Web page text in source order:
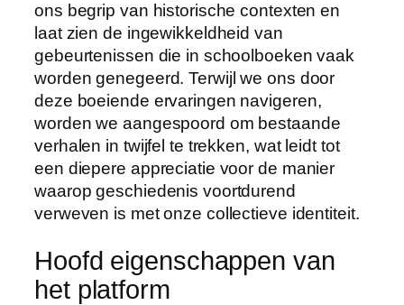
ons begrip van historische contexten en
laat zien de ingewikkeldheid van
gebeurtenissen die in schoolboeken vaak
worden genegeerd. Terwijl we ons door
deze boeiende ervaringen navigeren,
worden we aangespoord om bestaande
verhalen in twijfel te trekken, wat leidt tot
een diepere appreciatie voor de manier
waarop geschiedenis voortdurend
verweven is met onze collectieve identiteit.
Hoofd eigenschappen van
het platform